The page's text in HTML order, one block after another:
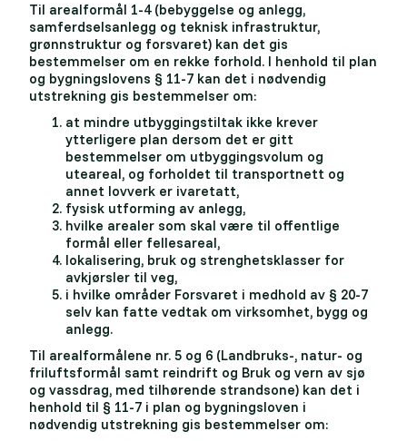
Til arealformål 1-4 (bebyggelse og anlegg,
samferdselsanlegg og teknisk infrastruktur,
grønnstruktur og forsvaret) kan det gis
bestemmelser om en rekke forhold. I henhold til plan
og bygningslovens § 11-7 kan det i nødvendig
utstrekning gis bestemmelser om:
at mindre utbyggingstiltak ikke krever
ytterligere plan dersom det er gitt
bestemmelser om utbyggingsvolum og
uteareal, og forholdet til transportnett og
annet lovverk er ivaretatt,
fysisk utforming av anlegg,
hvilke arealer som skal være til offentlige
formål eller fellesareal,
lokalisering, bruk og strenghetsklasser for
avkjørsler til veg,
i hvilke områder Forsvaret i medhold av § 20-7
selv kan fatte vedtak om virksomhet, bygg og
anlegg.
Til arealformålene nr. 5 og 6 (Landbruks-, natur- og
friluftsformål samt reindrift og Bruk og vern av sjø
og vassdrag, med tilhørende strandsone) kan det i
henhold til § 11-7 i plan og bygningsloven i
nødvendig utstrekning gis bestemmelser om: